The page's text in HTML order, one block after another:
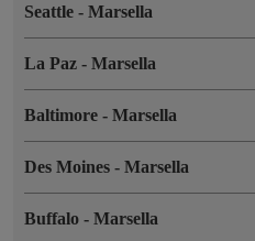
Seattle - Marsella
La Paz - Marsella
Baltimore - Marsella
Des Moines - Marsella
Buffalo - Marsella